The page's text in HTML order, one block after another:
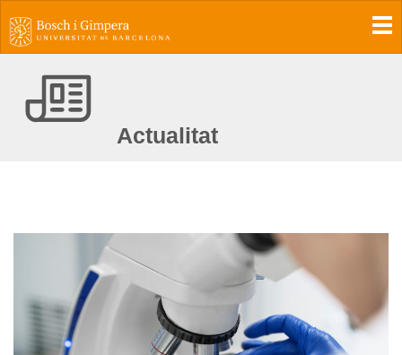
Actualitat